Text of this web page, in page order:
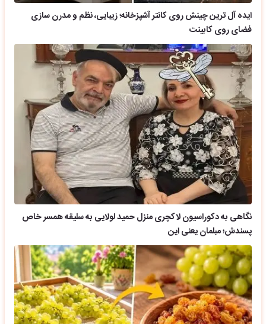
ایده آل ترین چینش روی کانتر آشپزخانه؛ زیبایی، نظم و مدرن سازی
فضای روی کابینت
نگاهی به دکوراسیون لاکچری منزل حمید لولایی به سلیقه همسر خاص
پسندش؛ مبلمان یعنی این